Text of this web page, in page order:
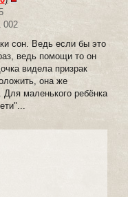
002
сон. Ведь если бы это
ведь помощи то он
видела призрак
она же
маленького ребёнка